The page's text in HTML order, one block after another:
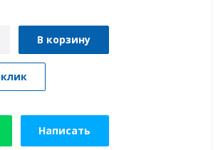
В корзину
Написать